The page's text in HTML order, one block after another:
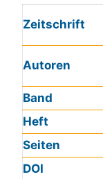
Zeitschrift
Autoren
Band
Heft
Seiten
DOI